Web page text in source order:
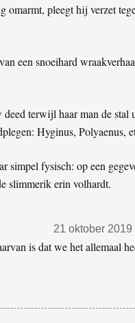
pleegt hij verzet
een snoeihard
terwijl haar man de stal
Hyginus, Polyaenus,
simpel fysisch: op een
slimmerik erin volhardt.
21 oktober 2019
is dat we het allemaal